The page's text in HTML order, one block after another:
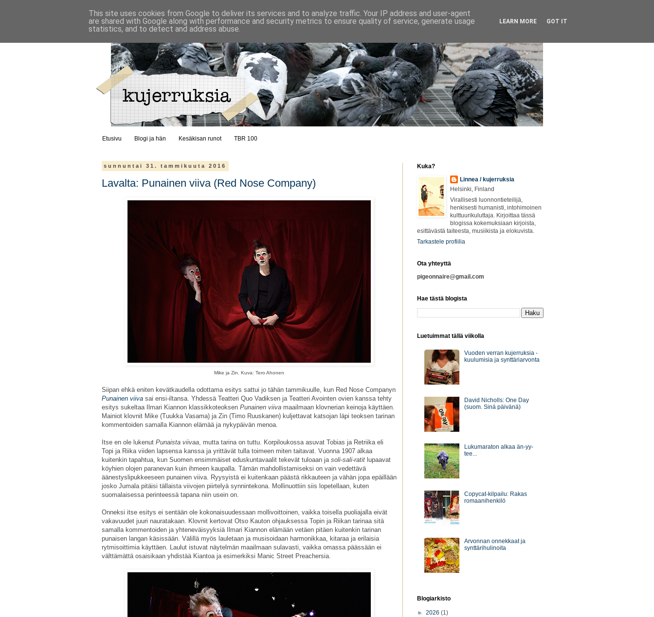
Etusivu Blogi ja hän Kesäkisan runot TBR 100
sunnuntai 31. tammikuuta 2016
Lavalta: Punainen viiva (Red Nose Company)
Mike ja Zin. Kuva: Tero Ahonen
Siipan ehkä eniten kevätkaudella odottama esitys sattui jo tähän tammikuulle, kun Red Nose Companyn
Punainen viiva sai ensi-iltansa. Yhdessä Teatteri Quo Vadiksen ja Teatteri Avointen ovien kanssa tehty
esitys sukeltaa Ilmari Kiannon klassikkoteoksen Punainen viiva maailmaan klovnerian keinoja käyttäen.
Mainiot klovnit Mike (Tuukka Vasama) ja Zin (Timo Ruuskanen) kuljettavat katsojan läpi teoksen tarinan
kommentoiden samalla Kiannon elämää ja nykypäivän menoa.
Itse en ole lukenut Punaista viivaa, mutta tarina on tuttu. Korpiloukossa asuvat Tobias ja Retriika eli
Topi ja Riika viiden lapsensa kanssa ja yrittävät tulla toimeen miten taitavat. Vuonna 1907 alkaa
kuitenkin tapahtua, kun Suomen ensimmäiset eduskuntavaalit tekevät tuloaan ja soli-sali-ratit lupaavat
köyhien olojen paranevan kuin ihmeen kaupalla. Tämän mahdollistamiseksi on vain vedettävä
äänestyslipukkeeseen punainen viiva. Ryysyistä ei kuitenkaan päästä rikkauteen ja vähän jopa epäillään
josko Jumala pitäisi tällaista viivojen piirtelyä synnintekona. Mollinuottiin siis lopetellaan, kuten
suomalaisessa perinteessä tapana niin usein on.
Onneksi itse esitys ei sentään ole kokonaisuudessaan mollivoittoinen, vaikka toisella puoliajalla eivät
vakavuudet juuri nauratakaan. Klovnit kertovat Otso Kauton ohjauksessa Topin ja Riikan tarinaa sitä
samalla kommentoiden ja yhteneväisyyksiä Ilmari Kiannon elämään vetäen pitäen kuitenkin tarinan
punaisen langan käsissään. Välillä myös lauletaan ja musisoidaan harmonikkaa, kitaraa ja erilaisia
rytmisoittimia käyttäen. Laulut istuvat näytelmän maailmaan sulavasti, vaikka omassa päässään ei
välttämättä osaisikaan yhdistää Kiantoa ja esimerkiksi Manic Street Preachersia.
Kuka?
Linnea / kujerruksia
Helsinki, Finland
Virallisesti luonnontieteilijä,
henkisesti humanisti, intohimoinen
kulttuurikuluttaja. Kirjoittaa tässä
blogissa kokemuksiaan kirjoista,
esittävästä taiteesta, musiikista ja elokuvista.
Tarkastele profiilia
Ota yhteyttä
pigeonnaire@gmail.com
Hae tästä blogista
Luetuimmat tällä viikolla
Vuoden verran kujerruksia -
kuulumisia ja synttäriarvonta
David Nicholls: One Day
(suom. Sinä päivänä)
Lukumaraton alkaa än-yy-
tee...
Copycat-kilpailu: Rakas
romaanihenkilö
Arvonnan onnekkaat ja
synttärihulinoita
Blogiarkisto
► 2026 (1)
This site uses cookies from Google to deliver its services and to analyze traffic. Your IP address and user-agent
are shared with Google along with performance and security metrics to ensure quality of service, generate usage
statistics, and to detect and address abuse.
LEARN MORE GOT IT